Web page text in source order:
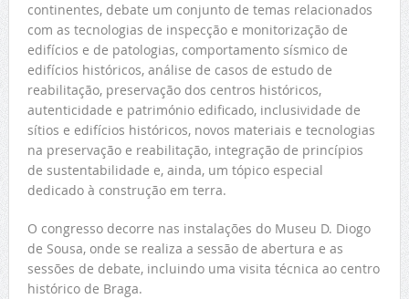
continentes, debate um conjunto de temas relacionados
com as tecnologias de inspecção e monitorização de
edifícios e de patologias, comportamento sísmico de
edifícios históricos, análise de casos de estudo de
reabilitação, preservação dos centros históricos,
autenticidade e património edificado, inclusividade de
sítios e edifícios históricos, novos materiais e tecnologias
na preservação e reabilitação, integração de princípios
de sustentabilidade e, ainda, um tópico especial
dedicado à construção em terra.
O congresso decorre nas instalações do Museu D. Diogo
de Sousa, onde se realiza a sessão de abertura e as
sessões de debate, incluindo uma visita técnica ao centro
histórico de Braga.